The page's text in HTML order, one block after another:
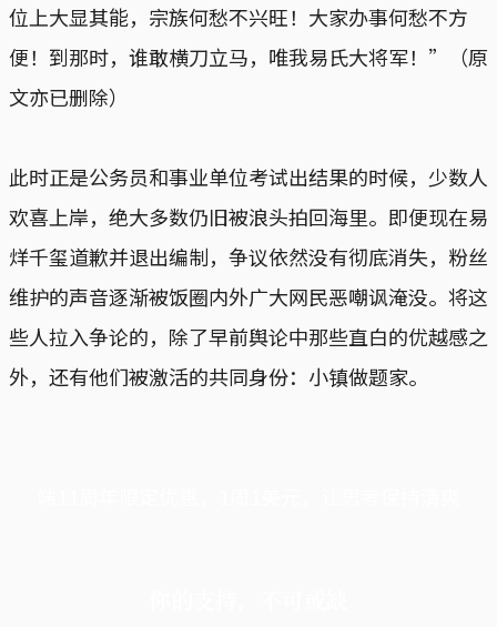
位上大显其能，宗族何愁不兴旺！大家办事何愁不方
便！到那时，谁敢横刀立马，唯我易氏大将军！”（原
文亦已删除）
此时正是公务员和事业单位考试出结果的时候，少数人
欢喜上岸，绝大多数仍旧被浪头拍回海里。即便现在易
烊千玺道歉并退出编制，争议依然没有彻底消失，粉丝
维护的声音逐渐被饭圈内外广大网民恶嘲讽淹没。将这
些人拉入争论的，除了早前舆论中那些直白的优越感之
外，还有他们被激活的共同身份：小镇做题家。